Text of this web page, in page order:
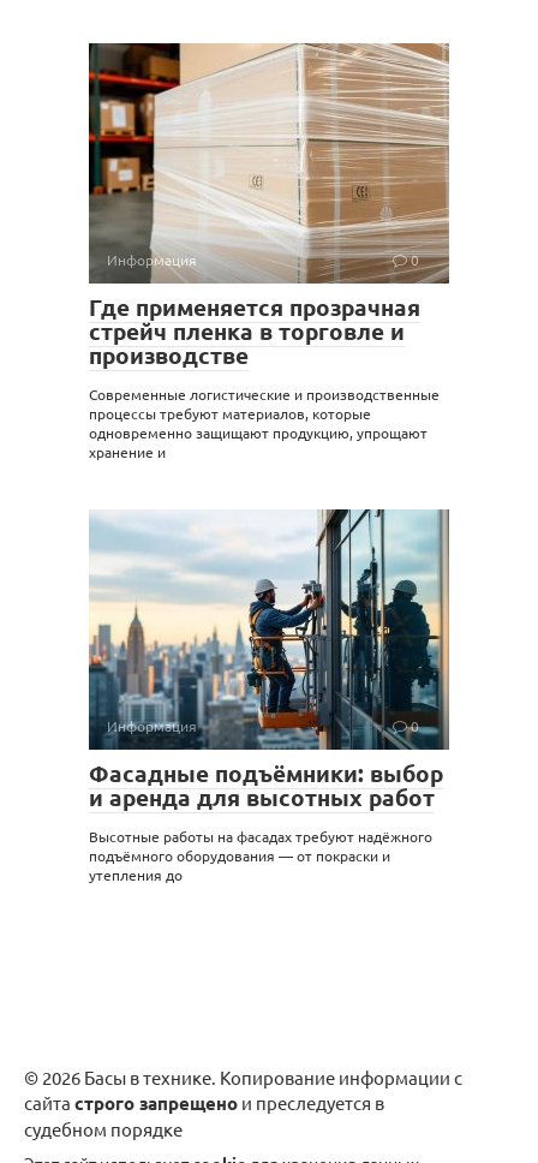
Информация 0
Где применяется прозрачная
стрейч пленка в торговле и
производстве
Современные логистические и производственные
процессы требуют материалов, которые
одновременно защищают продукцию, упрощают
хранение и
Информация 0
Фасадные подъёмники: выбор
и аренда для высотных работ
Высотные работы на фасадах требуют надёжного
подъёмного оборудования — от покраски и
утепления до
© 2026 Басы в технике. Копирование информации с
сайта строго запрещено и преследуется в
судебном порядке